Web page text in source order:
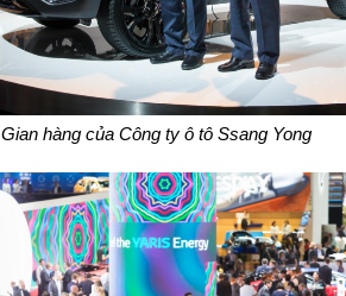
Gian hàng của Công ty ô tô Ssang Yong